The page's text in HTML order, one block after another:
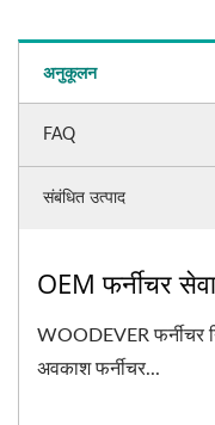
अनुकूलन
FAQ
संबंधित उत्पाद
OEM फर्नीचर सेवा
WOODEVER फर्नीचर
अवकाश फर्नीचर...